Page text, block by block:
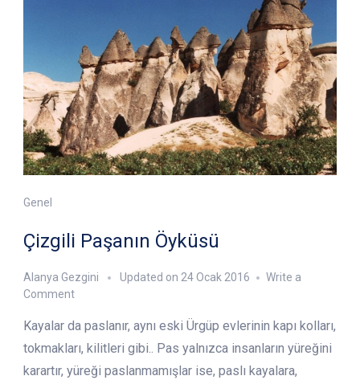
Genel
Çizgili Paşanın Öyküsü
Alanya Gezgini Updated on 24 Ocak 2016
Write a
Commenton
Paşanın
Öyküsü
Kayalar da paslanır, aynı eski Ürgüp evlerinin kapı kolları,
tokmakları, kilitleri gibi.. Pas yalnızca insanların yüre­ğini
karartır, yüreği paslanmamışlar ise, paslı kayalara,